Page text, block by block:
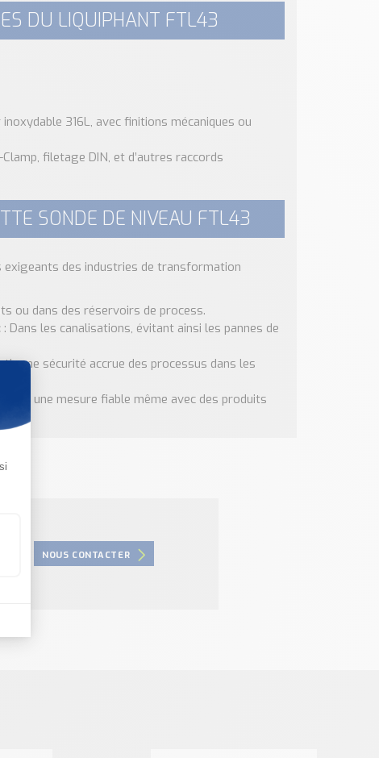
DU LIQUIPHANT FTL43
inoxydable 316L, avec finitions mécaniques ou
filetage DIN, et d’autres raccords
SONDE DE NIVEAU FTL43
exigeants des industries de transformation
ou dans des réservoirs de process.
: Dans les canalisations, évitant ainsi les pannes de
une sécurité accrue des processus dans les
une mesure fiable même avec des produits
NOUS CONTACTER